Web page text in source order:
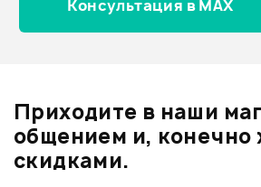
0.0
Консультация в MAX
Приходите в наши
общением и, конечно
скидками.